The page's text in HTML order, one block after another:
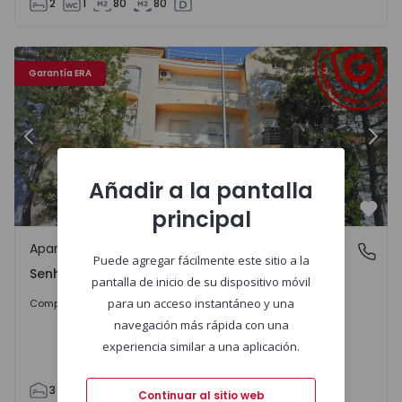
2 1 80 80
Garantía ERA
- 18
Apartamento T3 Santarém, Jardim de Baixo - 1565286 - 1
Anterior
Senhora da Guia, Santarém
Apartamento
Senhora da Guia, Santarém
Comprar 298.000 €
3 113 2
Añadir a la pantalla
principal
Puede agregar fácilmente este sitio a la
pantalla de inicio de su dispositivo móvil
para un acceso instantáneo y una
navegación más rápida con una
experiencia similar a una aplicación.
Continuar al sitio web